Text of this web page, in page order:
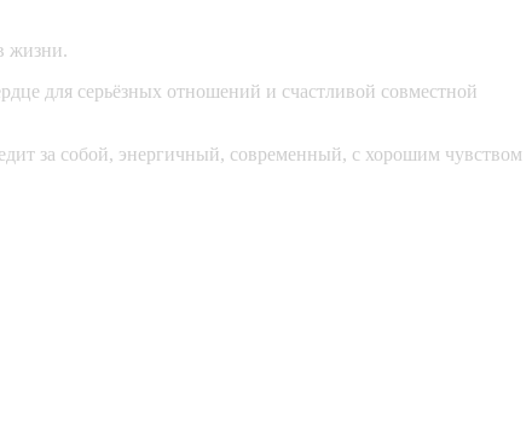
жизни.
для серьёзных отношений и счастливой совместной
за собой, энергичный, современный, с хорошим чувством